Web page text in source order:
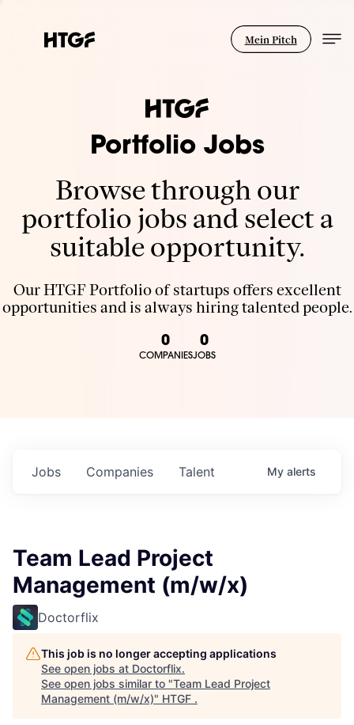
Mein Pitch
Portfolio Jobs
Browse through our
portfolio jobs and select a
suitable opportunity.
Our HTGF Portfolio of startups offers excellent
opportunities and is always hiring talented people.
0
COMPANIES
0
JOBS
Jobs Companies Talent My alerts
Team Lead Project
Management (m/w/x)
Doctorflix
This job is no longer accepting applications
See open jobs at Doctorflix.
See open jobs similar to "Team Lead Project
Management (m/w/x)" HTGF .